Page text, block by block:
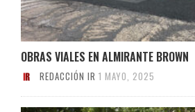
OBRAS VIALES EN ALMIRANTE BROWN
REDACCIÓN IR 1 MAYO, 2025